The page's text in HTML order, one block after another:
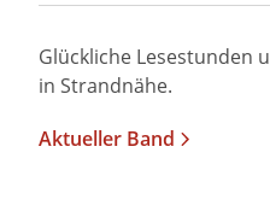
Glückliche Lesestunden
in Strandnähe.
Aktueller Band